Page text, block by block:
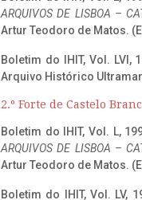
ARQUIVOS DE LISBOA –
Artur Teodoro de Matos.
Boletim do IHIT, Vol. LVI,
Arquivo Histórico
2.º Forte de Castelo
Boletim do IHIT, Vol. L,
ARQUIVOS DE LISBOA –
Artur Teodoro de Matos.
Boletim do IHIT, Vol. LV,